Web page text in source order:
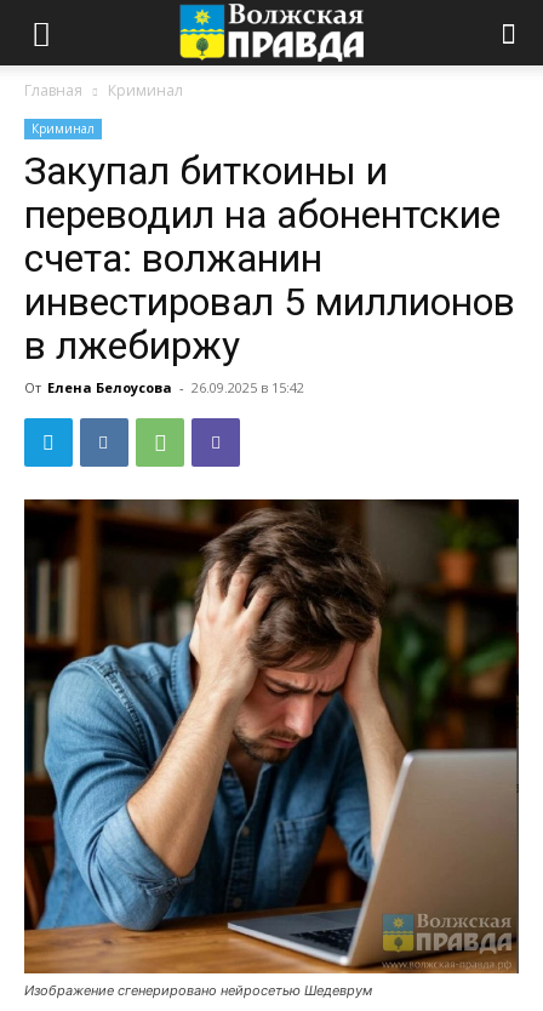
Главная Криминал
Криминал
Закупал биткоины и
переводил на абонентские
счета: волжанин
инвестировал 5 миллионов
в лжебиржу
От Елена Белоусова - 26.09.2025 в 15:42
Изображение сгенерировано нейросетью Шедеврум